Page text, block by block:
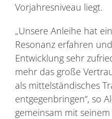
Vorjahresniveau liegt.
„Unsere Anleihe hat
Resonanz erfahren
Entwicklung sehr
mehr das große
als mittelständisches
entgegenbringen“, so
gemeinsam mit